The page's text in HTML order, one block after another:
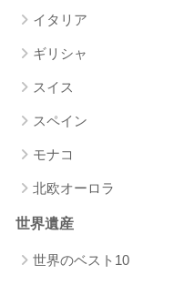
イタリア
ギリシャ
スイス
スペイン
モナコ
北欧オーロラ
世界遺産
世界のベスト10